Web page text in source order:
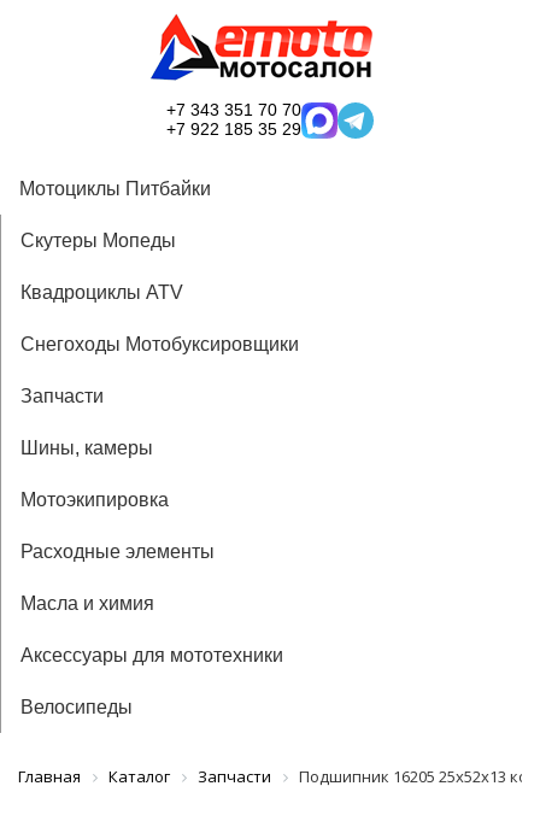
+7 343 351 70 70
+7 922 185 35 29
Мотоциклы Питбайки
Скутеры Мопеды
Квадроциклы ATV
Снегоходы Мотобуксировщики
Запчасти
Шины, камеры
Мотоэкипировка
Расходные элементы
Масла и химия
Аксессуары для мототехники
Велосипеды
Главная Каталог Запчасти Подшипник 16205 25х52х13